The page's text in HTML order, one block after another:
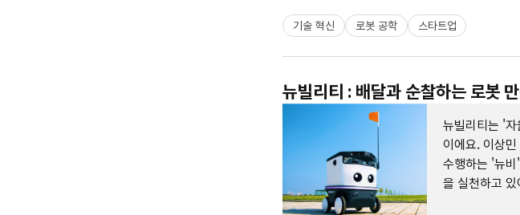
기술 혁신 로봇 공학 스타트업
뉴빌리티 : 배달과 순찰하는 로봇
뉴빌리티는 '자
이에요. 이상
수행하는 '뉴비
을 실천하고 있